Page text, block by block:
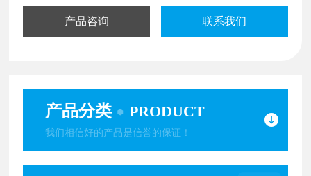
产品咨询 联系我们
产品分类 PRODUCT
我们相信好的产品是信誉的保证！